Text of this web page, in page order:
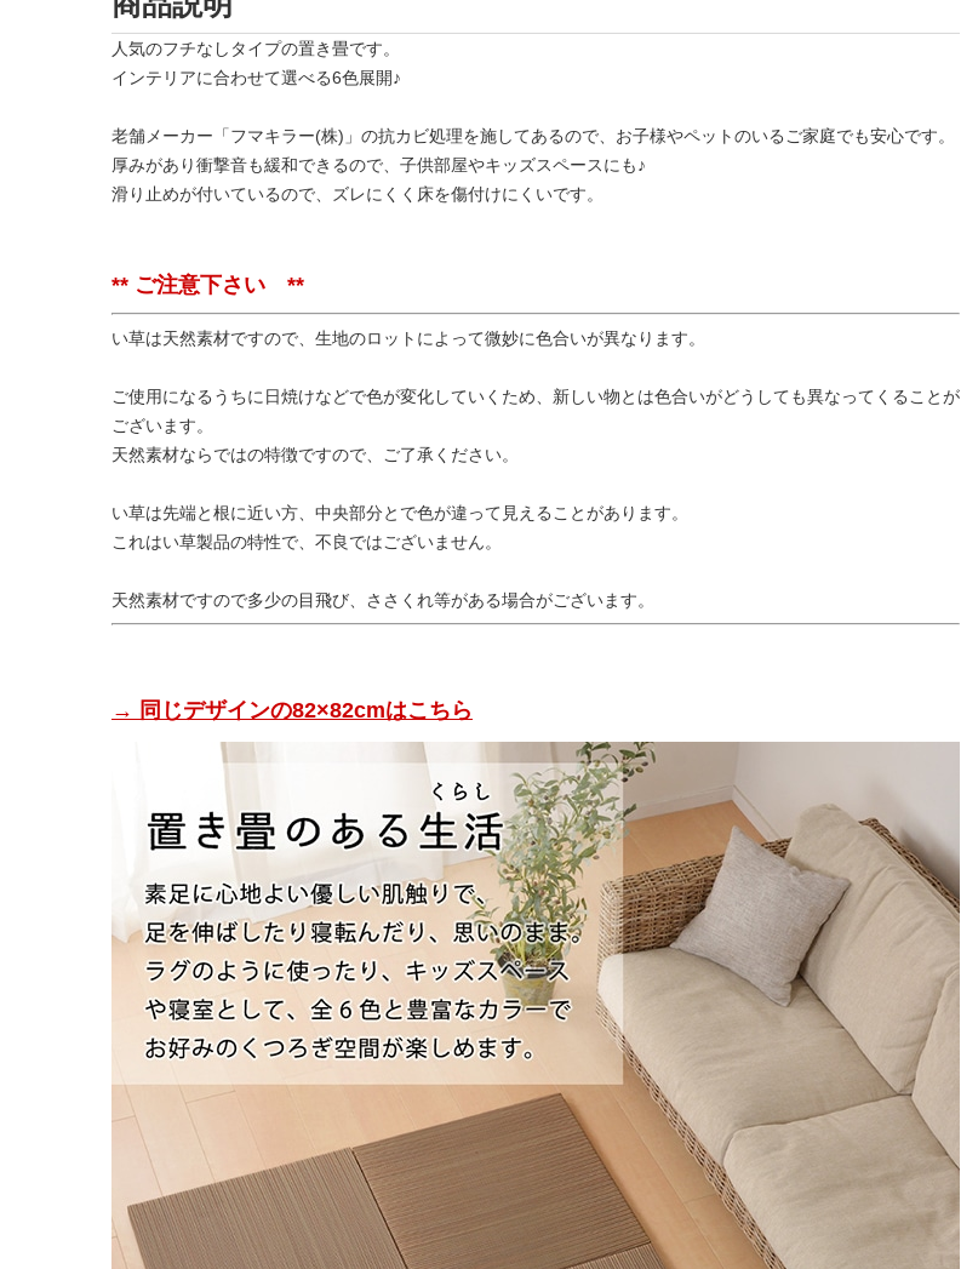
人気のフチなしタイプの置き畳です。
インテリアに合わせて選べる6色展開♪
老舗メーカー「フマキラー(株)」の抗カビ処理を施してあるので、お子様やペットのいるご家庭でも安心です。
厚みがあり衝撃音も緩和できるので、子供部屋やキッズスペースにも♪
滑り止めが付いているので、ズレにくく床を傷付けにくいです。
** ご注意下さい **
い草は天然素材ですので、生地のロットによって微妙に色合いが異なります。
ご使用になるうちに日焼けなどで色が変化していくため、新しい物とは色合いがどうしても異なってくることが
ございます。
天然素材ならではの特徴ですので、ご了承ください。
い草は先端と根に近い方、中央部分とで色が違って見えることがあります。
これはい草製品の特性で、不良ではございません。
天然素材ですので多少の目飛び、ささくれ等がある場合がございます。
→ 同じデザインの82×82cmはこちら